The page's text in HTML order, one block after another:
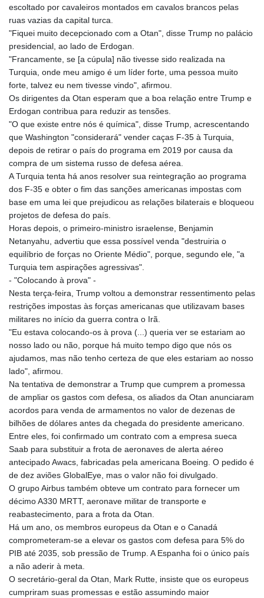
escoltado por cavaleiros montados em cavalos brancos pelas
ruas vazias da capital turca.
"Fiquei muito decepcionado com a Otan", disse Trump no palácio
presidencial, ao lado de Erdogan.
"Francamente, se [a cúpula] não tivesse sido realizada na
Turquia, onde meu amigo é um líder forte, uma pessoa muito
forte, talvez eu nem tivesse vindo", afirmou.
Os dirigentes da Otan esperam que a boa relação entre Trump e
Erdogan contribua para reduzir as tensões.
"O que existe entre nós é química", disse Trump, acrescentando
que Washington "considerará" vender caças F-35 à Turquia,
depois de retirar o país do programa em 2019 por causa da
compra de um sistema russo de defesa aérea.
A Turquia tenta há anos resolver sua reintegração ao programa
dos F-35 e obter o fim das sanções americanas impostas com
base em uma lei que prejudicou as relações bilaterais e bloqueou
projetos de defesa do país.
Horas depois, o primeiro-ministro israelense, Benjamin
Netanyahu, advertiu que essa possível venda "destruiria o
equilíbrio de forças no Oriente Médio", porque, segundo ele, "a
Turquia tem aspirações agressivas".
- "Colocando à prova" -
Nesta terça-feira, Trump voltou a demonstrar ressentimento pelas
restrições impostas às forças americanas que utilizavam bases
militares no início da guerra contra o Irã.
"Eu estava colocando-os à prova (...) queria ver se estariam ao
nosso lado ou não, porque há muito tempo digo que nós os
ajudamos, mas não tenho certeza de que eles estariam ao nosso
lado", afirmou.
Na tentativa de demonstrar a Trump que cumprem a promessa
de ampliar os gastos com defesa, os aliados da Otan anunciaram
acordos para venda de armamentos no valor de dezenas de
bilhões de dólares antes da chegada do presidente americano.
Entre eles, foi confirmado um contrato com a empresa sueca
Saab para substituir a frota de aeronaves de alerta aéreo
antecipado Awacs, fabricadas pela americana Boeing. O pedido é
de dez aviões GlobalEye, mas o valor não foi divulgado.
O grupo Airbus também obteve um contrato para fornecer um
décimo A330 MRTT, aeronave militar de transporte e
reabastecimento, para a frota da Otan.
Há um ano, os membros europeus da Otan e o Canadá
comprometeram-se a elevar os gastos com defesa para 5% do
PIB até 2035, sob pressão de Trump. A Espanha foi o único país
a não aderir à meta.
O secretário-geral da Otan, Mark Rutte, insiste que os europeus
cumpriram suas promessas e estão assumindo maior